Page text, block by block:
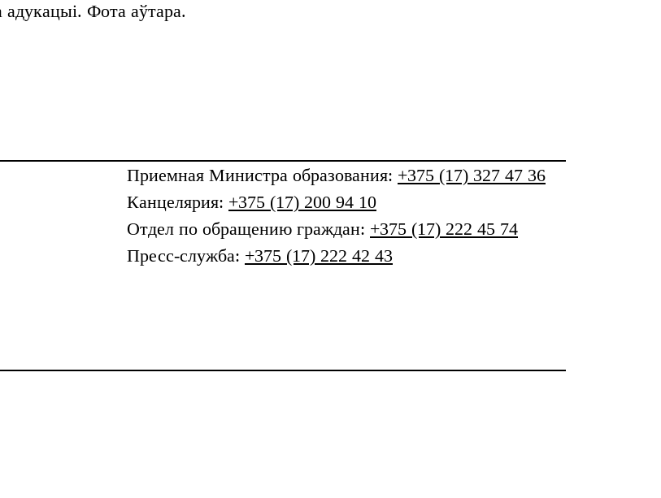
Фота аўтара.
Приемная Министра образования: +375 (17) 327 47 36
Канцелярия: +375 (17) 200 94 10
Отдел по обращению граждан: +375 (17) 222 45 74
Пресс-служба: +375 (17) 222 42 43